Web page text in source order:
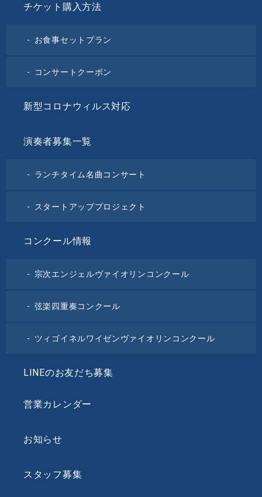
チケット購入方法
お食事セットプラン
コンサートクーポン
新型コロナウィルス対応
演奏者募集一覧
ランチタイム名曲コンサート
スタートアッププロジェクト
コンクール情報
宗次エンジェルヴァイオリンコンクール
弦楽四重奏コンクール
ツィゴイネルワイゼンヴァイオリンコンクール
LINEのお友だち募集
営業カレンダー
お知らせ
スタッフ募集